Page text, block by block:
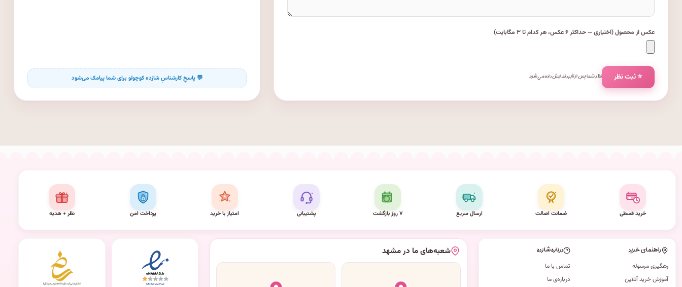
عکس از محصول (اختیاری — حداکثر ۶ عکس، هر کدام تا ۳ مگابایت)
⭐ ثبت نظر نظر شما پس از تأیید نمایش داده می‌شود.
خرید قسطی ضمانت اصالت ارسال سریع ۷ روز بازگشت پشتیبانی امتیاز با خرید پرداخت امن نظر + هدیه
راهنمای خرید
رهگیری مرسوله
آموزش خرید آنلاین
درباره شازده
تماس با ما
درباره‌ی ما
شعبه‌های ما در مشهد